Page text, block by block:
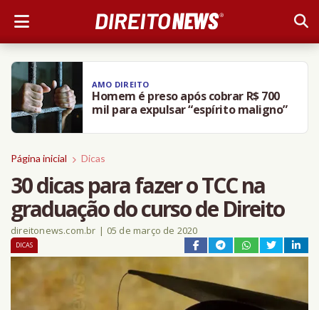
Xuxa estuda ir à Justiça contra Mara
Maravilha; equipe jurídica reuniu
material de cinco anos de ataques na
web; entenda
Página inicial Dicas
30 dicas para fazer o TCC na
graduação do curso de Direito
direitonews.com.br | 05 de março de 2020
DICAS